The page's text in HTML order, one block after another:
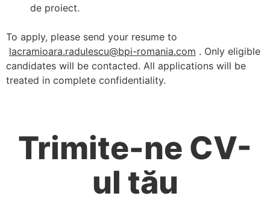
de proiect.
To apply, please send your resume to
lacramioara.radulescu@bpi-romania.com . Only eligible
candidates will be contacted. All applications will be
treated in complete confidentiality.
Trimite-ne CV-
ul tău